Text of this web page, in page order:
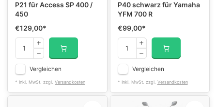
P21 für Access SP 400 /
450
€129,00*
Vergleichen
* Inkl. MwSt. zzgl. Versandkosten
P40 schwarz für Yamaha
YFM 700 R
€99,00*
Vergleichen
* Inkl. MwSt. zzgl. Versandkosten